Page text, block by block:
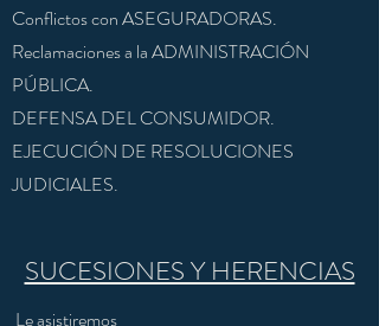
Conflictos con ASEGURADORAS.
Reclamaciones a la ADMINISTRACIÓN
PÚBLICA.
DEFENSA DEL CONSUMIDOR.
EJECUCIÓN DE RESOLUCIONES
JUDICIALES.
SUCESIONES Y HERENCIAS
Le asistiremos